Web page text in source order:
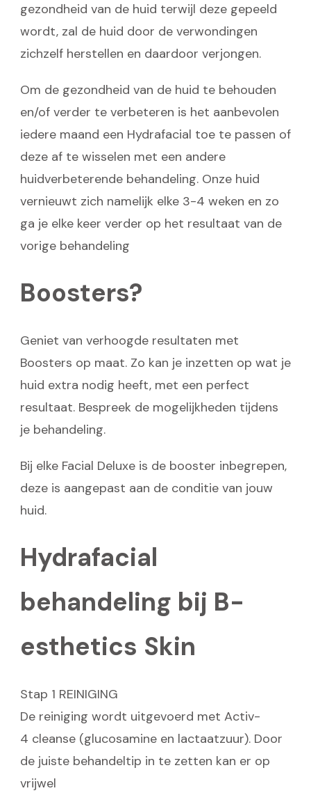
gezondheid van de huid terwijl deze gepeeld
wordt, zal de huid door de verwondingen
zichzelf herstellen en daardoor verjongen.
Om de gezondheid van de huid te behouden
en/of verder te verbeteren is het aanbevolen
iedere maand een Hydrafacial toe te passen of
deze af te wisselen met een andere
huidverbeterende behandeling. Onze huid
vernieuwt zich namelijk elke 3-4 weken en zo
ga je elke keer verder op het resultaat van de
vorige behandeling
Boosters?
Geniet van verhoogde resultaten met
Boosters op maat. Zo kan je inzetten op wat je
huid extra nodig heeft, met een perfect
resultaat. Bespreek de mogelijkheden tijdens
je behandeling.
Bij elke Facial Deluxe is de booster inbegrepen,
deze is aangepast aan de conditie van jouw
huid.
Hydrafacial
behandeling bij B-
esthetics Skin
Stap 1 REINIGING
De reiniging wordt uitgevoerd met Activ-
4 cleanse (glucosamine en lactaatzuur). Door
de juiste behandeltip in te zetten kan er op
vrijwel